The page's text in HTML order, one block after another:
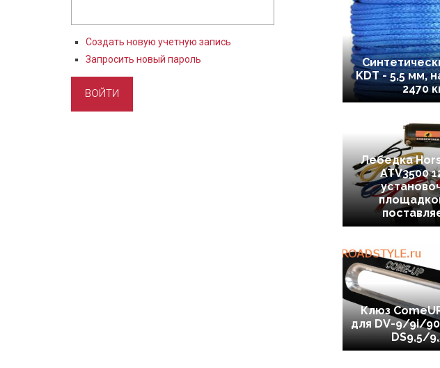
Создать новую учетную запись
Запросить новый пароль
KDT - 5,5 мм,
2470
Лебедка
ATV3500
Клюз
для DV-9/9i/
DS9,5/